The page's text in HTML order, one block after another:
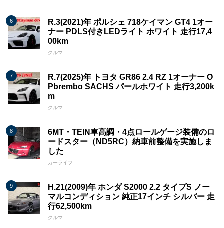
R.3(2021)年 ポルシェ 718ケイマン GT4 1オー
ナー PDLS付きLEDライト ホワイト 走行17,4
00km
クルマ
R.7(2025)年 トヨタ GR86 2.4 RZ 1オーナー O
Pbrembo SACHS パールホワイト 走行3,200k
m
クルマ
6MT・TEIN車高調・4点ロールゲージ装備のロ
ードスター（ND5RC）納車前整備を実施しま
した
カーライフ
H.21(2009)年 ホンダ S2000 2.2 タイプS ノー
マルコンディション 純正17インチ シルバー 走
行62,500km
クルマ